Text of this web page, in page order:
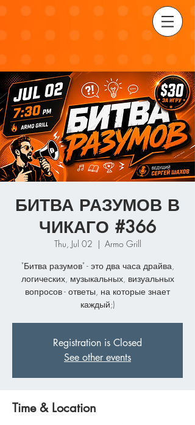
БИТВА РАЗУМОВ В
ЧИКАГО #366
Thu, Jul 02
  |
Armo Grill
"Битва разумов" - это два часа драйва,
логических, музыкальных, визуальных
вопросов - ответы, на которые знает
каждый;)
Registration is Closed
See other events
Time & Location